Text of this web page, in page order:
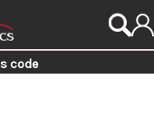
code